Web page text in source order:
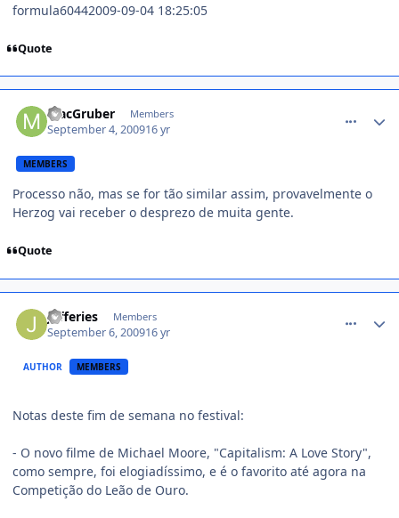
formula60442009-09-04 18:25:05
Quote
MacGruber Members
September 4, 200916 yr
MEMBERS
Processo não, mas se for tão similar assim, provavelmente o
Herzog vai receber o desprezo de muita gente.
Quote
Jefferies Members
September 6, 200916 yr
AUTHOR MEMBERS
Notas deste fim de semana no festival:
- O novo filme de Michael Moore, "Capitalism: A Love Story",
como sempre, foi elogiadíssimo, e é o favorito até agora na
Competição do Leão de Ouro.